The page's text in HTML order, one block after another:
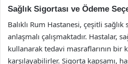
Sağlık Sigortası ve Ödeme
Balıklı Rum Hastanesi, çeşitli
anlaşmalı çalışmaktadır. Hastalar,
kullanarak tedavi masraflarının bir
karşılayabilirler. Sigorta kapsamı,